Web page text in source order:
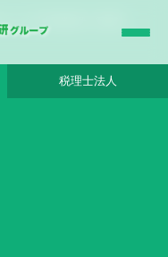
ープ |日本医業総研｜医院開
税理士法人